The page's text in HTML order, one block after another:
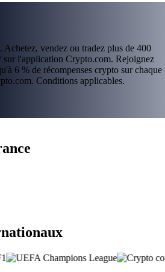
vendez ou tradez plus de 400
sur l'application Crypto.com. Rejoignez
6 % de récompenses crypto sur chaque
Conditions applicables.